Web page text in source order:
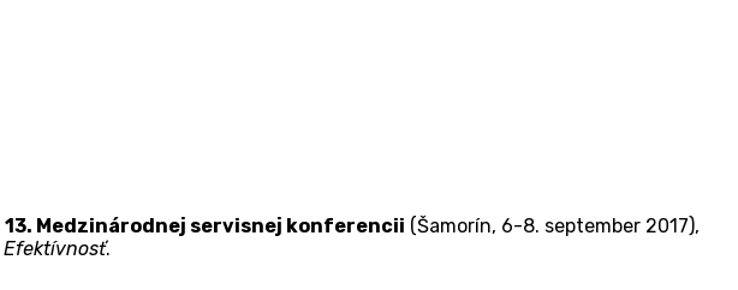
13. Medzinárodnej servisnej konferencii (Šamorín, 6-8. september 2017),
Efektívnosť.